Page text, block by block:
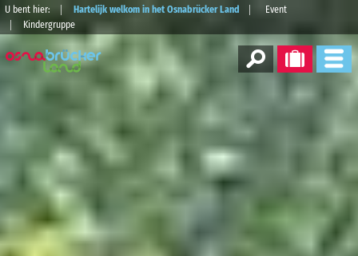
U bent hier: Hartelijk welkom in het Osnabrücker Land
Event
Kindergruppe